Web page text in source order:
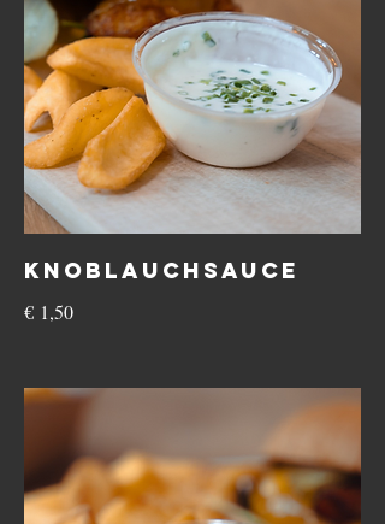
Knoblauchsauce
€ 1,50